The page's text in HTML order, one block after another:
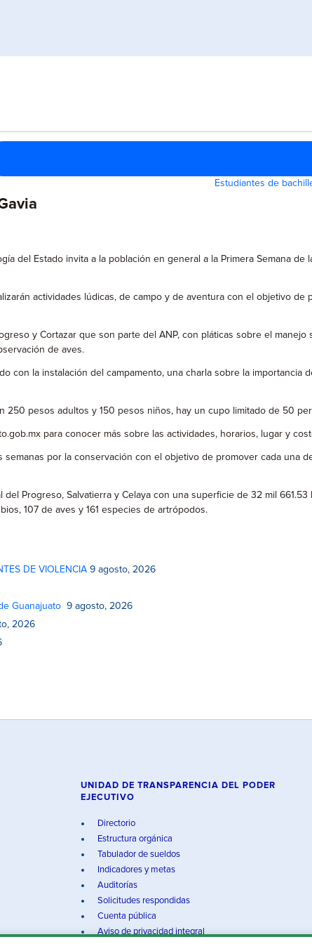
Estudiantes de
del Estado invita a la población en general a la Primera Semana
actividades lúdicas, de campo y de aventura con el objetivo
y Cortazar que son parte del ANP, con pláticas sobre el
de aves.
con la instalación del campamento, una charla sobre la importancia
250 pesos adultos y 150 pesos niños, hay un cupo limitado de 50
para conocer más sobre las actividades, horarios, lugar y
por la conservación con el objetivo de promover cada una
Progreso, Salvatierra y Celaya con una superficie de 32 mil
107 de aves y 161 especies de artrópodos.
DE VIOLENCIA 9 agosto, 2026
Guanajuato 9 agosto, 2026
2026
UNIDAD DE TRANSPARENCIA DEL PODER
EJECUTIVO
Directorio
Estructura orgánica
Tabulador de sueldos
Indicadores y metas
Auditorías
Solicitudes respondidas
Cuenta pública
Aviso de privacidad integral